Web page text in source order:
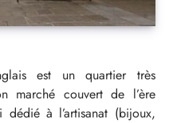
est un quartier très
marché couvert de l’ère
dédié à l’artisanat (bijoux,